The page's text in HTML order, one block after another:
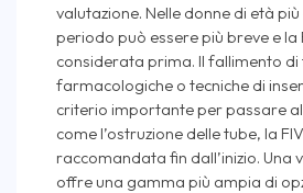
valutazione. Nelle donne di età
periodo può essere più breve e la
considerata prima. Il fallimento
farmacologiche o tecniche di
criterio importante per passare
come l’ostruzione delle tube, la
raccomandata fin dall’inizio. Una
offre una gamma più ampia di